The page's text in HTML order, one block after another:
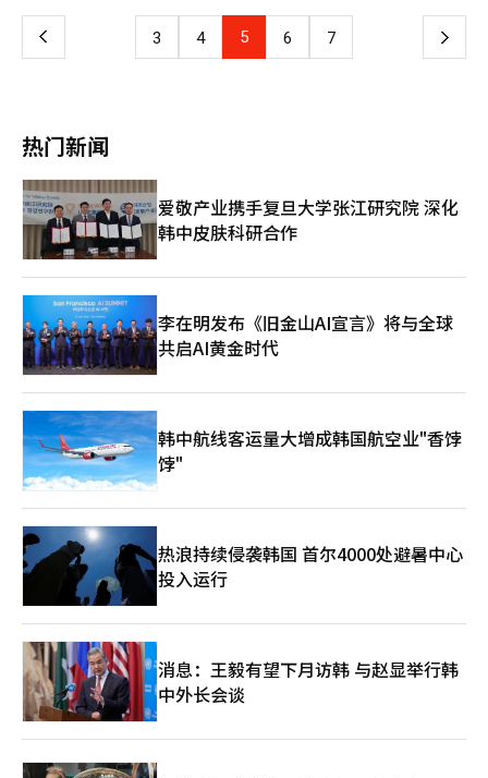
Naver先进的空间信息技术，也与其强大的会员生态系统扩展战略
相结合。点击与防弹少年团相关的关键词，用户可以通过3D街景
登录功能，提高了新专辑的可访问性。从27日起，Spotify将在汉
江举办的游船活动将通过Naver地图的虚拟现实功能呈现，全球粉
丝可以在线体验现场感。下月6日起一周内，Naver地图应用将推
出结合首尔主要景观和防弹少年团新专辑内容的“BTS The City
Seoul Arirang”项目的主要地点列表。此次合作象征着在防弹少
年团回归之际，大科技公司之间激烈的平台主导权竞争。Naver通
过此次活动展示其地图服务和云基础设施的稳定性。特别是通过与
Netflix和Spotify等全球内容巨头的合作，Naver会员的全球应用
性有望进一步提升。凭借K-pop超级知识产权，Naver旨在最大化
其服务的锁定效应。业内人士认为，Naver与防弹少年团的融合项
目将成为未来娱乐产业的新标准。通过数字孪生技术将线下演出的
热情在线上实现，从搜索到支付和内容消费都在一个平台生态系统
内完美解决。Naver的这一举措不仅是简单的内容分发渠道，更是
家的结合将带来何种影响，全球的目光都聚焦在光化门。※ 本报
道经人工智能（AI）系统翻译与编辑。
上 3 4 5 6 7 下
热门新闻
爱敬产业携手复旦大学张江研究院 深化
韩中皮肤科研合作
李在明发布《旧金山AI宣言》将与全球
共启AI黄金时代
韩中航线客运量大增成韩国航空业"香饽
饽"
热浪持续侵袭韩国 首尔4000处避暑中心
投入运行
消息：王毅有望下月访韩 与赵显举行韩
中外长会谈